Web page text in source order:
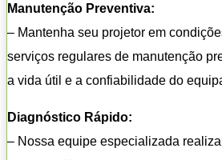
Manutenção Preventiva:
– Mantenha seu projetor em
serviços regulares de manutenção
a vida útil e a confiabilidade do
Diagnóstico Rápido:
– Nossa equipe especializada